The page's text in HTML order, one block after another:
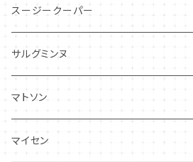
スージークーパー
パトリシアローズ
ドレスデンスプレイ
プランタン
サルグミンヌ
ニーナローサ
FAVORI
マトソン
マイセン